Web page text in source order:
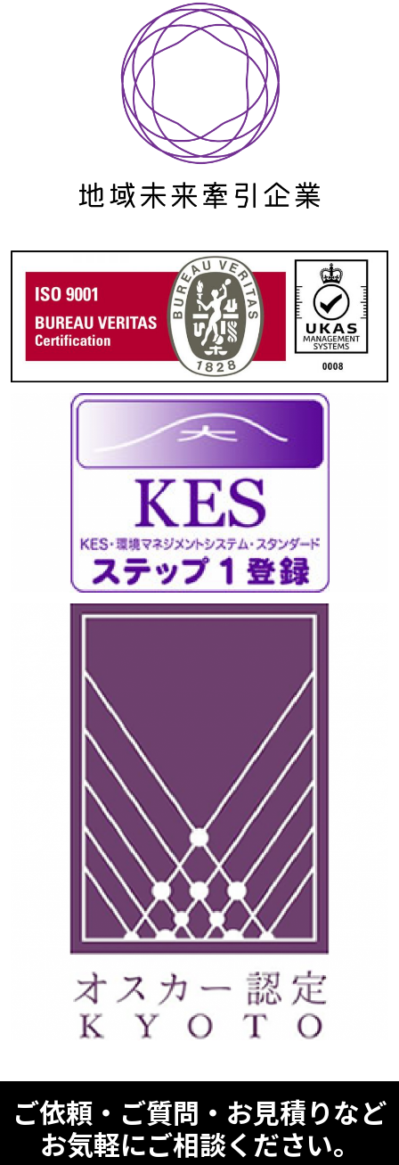
ご依頼・ご質問・お見積りなど
お気軽にご相談ください。